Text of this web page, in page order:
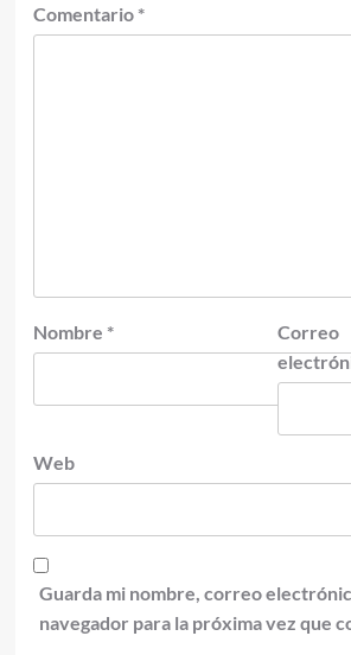
Comentario *
Nombre *
Correo
Web
Guarda mi nombre, correo
navegador para la próxima vez que